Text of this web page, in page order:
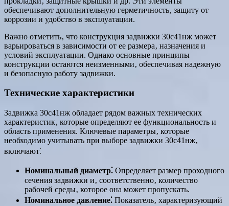
обеспечивают дополнительную герметичность‚ защиту от
коррозии и удобство в эксплуатации.
Важно отметить‚ что конструкция задвижки 30с41нж может
варьироваться в зависимости от ее размера‚ назначения и
условий эксплуатации. Однако основные принципы
конструкции остаются неизменными‚ обеспечивая надежную
и безопасную работу задвижки.
Технические характеристики
Задвижка 30с41нж обладает рядом важных технических
характеристик‚ которые определяют ее функциональность и
область применения. Ключевые параметры‚ которые
необходимо учитывать при выборе задвижки 30с41нж‚
включают⁚
Номинальный диаметр⁚ Определяет размер проходного
сечения задвижки и‚ соответственно‚ количество
рабочей среды‚ которое она может пропускать.
Номинальное давление⁚ Показатель‚ характеризующий